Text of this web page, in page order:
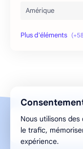
Amérique
Archéologie
Bon à savoir
Caricature
Nous utilisons
le trafic,
expérience.